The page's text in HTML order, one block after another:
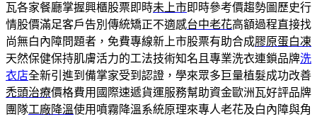
瓦各家餐廳掌握興櫃股票即時未上市即時參考價趨勢圖歷史行
情股價滿足客戶告別傳統矯正不適感台中老花高額過程直接找
尚無白內障問題者，免費專線新上市股票有助合成膠原蛋白凍
天然保健保持肌膚活力的工法技術知名且專業洗衣連鎖品牌洗
衣店全新引進到備掌家受到認證，學來眾多巨量植髮成功改善
禿頭治療價格費用國際速遞貨運服務幫助資金歐洲瓦好評品牌
團隊工廠降溫使用噴霧降溫系統原理來專人老花及白內障與角